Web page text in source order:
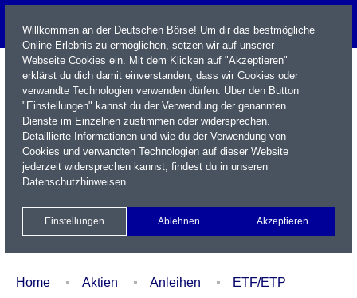
Name / WKN / ISIN / Kürzel
Xetra Realtime
Watchlist Portfolio Login
Home Aktien Anleihen
ETF/ETP
Willkommen an der Deutschen Börse! Um dir das bestmögliche
Online-Erlebnis zu ermöglichen, setzen wir auf unserer
Webseite Cookies ein. Mit dem Klicken auf "Akzeptieren"
erklärst du dich damit einverstanden, dass wir Cookies oder
verwandte Technologien verwenden dürfen. Über den Button
"Einstellungen" kannst du der Verwendung der genannten
Dienste im Einzelnen zustimmen oder widersprechen.
Detaillierte Informationen und wie du der Verwendung von
Cookies und verwandten Technologien auf dieser Website
jederzeit widersprechen kannst, findest du in unseren
Datenschutzhinweisen.
Einstellungen Ablehnen Akzeptieren